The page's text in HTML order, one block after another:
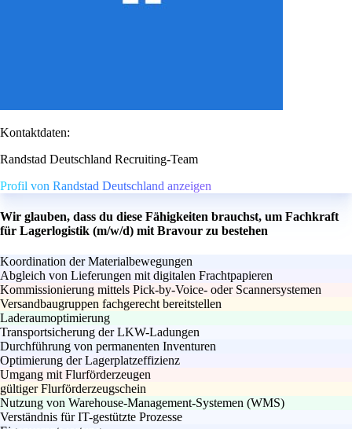
Kontaktdaten:
Randstad Deutschland Recruiting-Team
Profil von Randstad Deutschland anzeigen
Wir glauben, dass du diese Fähigkeiten brauchst, um Fachkraft
für Lagerlogistik (m/w/d) mit Bravour zu bestehen
Koordination der Materialbewegungen
Abgleich von Lieferungen mit digitalen Frachtpapieren
Kommissionierung mittels Pick-by-Voice- oder Scannersystemen
Versandbaugruppen fachgerecht bereitstellen
Laderaumoptimierung
Transportsicherung der LKW-Ladungen
Durchführung von permanenten Inventuren
Optimierung der Lagerplatzeffizienz
Umgang mit Flurförderzeugen
gültiger Flurförderzeugschein
Nutzung von Warehouse-Management-Systemen (WMS)
Verständnis für IT-gestützte Prozesse